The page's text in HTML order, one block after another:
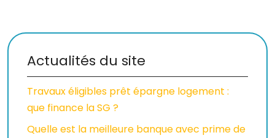
Actualités du site
Travaux éligibles prêt épargne logement :
que finance la SG ?
Quelle est la meilleure banque avec prime de